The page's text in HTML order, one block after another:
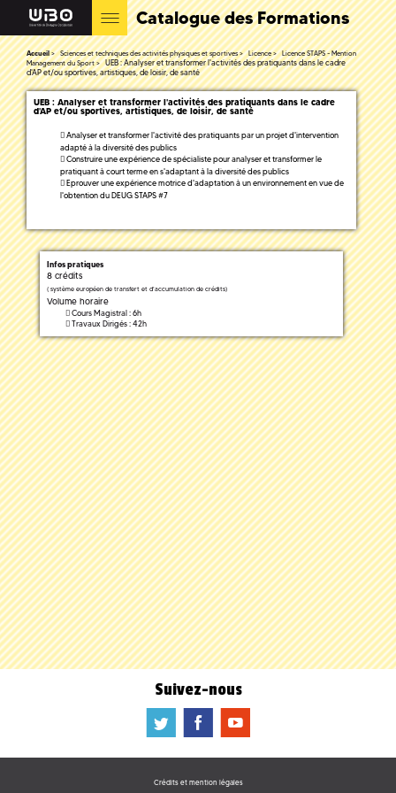
Catalogue des Formations
Accueil Sciences et techniques des activités physiques et sportives Licence
Licence STAPS - Mention
Management du Sport
UEB : Analyser et transformer l'activités des pratiquants dans le cadre
d'AP et/ou sportives, artistiques, de loisir, de santé
UEB : Analyser et transformer l'activités des pratiquants dans le cadre
d'AP et/ou sportives, artistiques, de loisir, de santé
Analyser et transformer l'activité des pratiquants par un projet d'intervention
adapté à la diversité des publics
Construire une expérience de spécialiste pour analyser et transformer le
pratiquant à court terme en s'adaptant à la diversité des publics
Eprouver une expérience motrice d'adaptation à un environnement en vue de
l'obtention du DEUG STAPS #7
Infos pratiques
8 crédits
( système européen de transfert et d'accumulation de crédits)
Volume horaire
Cours Magistral : 6h
Travaux Dirigés : 42h
Suivez-nous
a b f
Crédits et mention légales